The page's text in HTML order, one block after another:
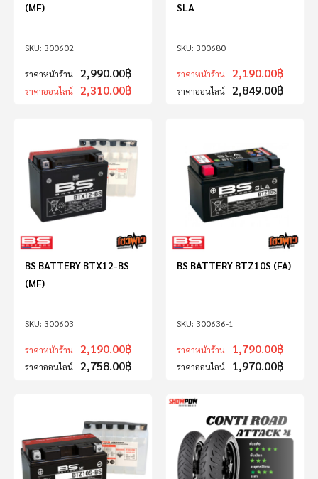
300602
(MF)
ราคาหน้าร้าน 2,990.00฿
ราคาออนไลน์ 2,310.00฿
300680
SLA
ราคาหน้าร้าน 2,190.00฿
ราคาออนไลน์ 2,849.00฿
300603
BS BATTERY BTX12-BS
(MF)
ราคาหน้าร้าน 2,190.00฿
ราคาออนไลน์ 2,758.00฿
300636-1
BS BATTERY BTZ10S (FA)
ราคาหน้าร้าน 1,790.00฿
ราคาออนไลน์ 1,970.00฿